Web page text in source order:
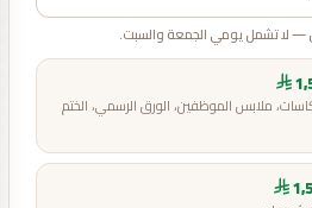
— لا تشمل يومي الجمعة والسبت.
ملابس الموظفين، الورق الرسمي، الختم